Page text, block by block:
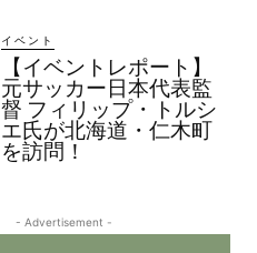
イベント
【イベントレポート】
元サッカー日本代表監
督 フィリップ・トルシ
エ氏が北海道・仁木町
を訪問！
- Advertisement -